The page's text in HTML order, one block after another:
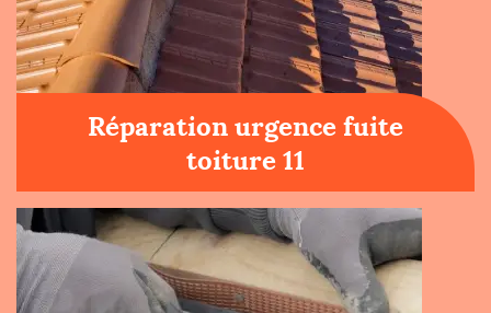
Réparation urgence fuite
toiture 11